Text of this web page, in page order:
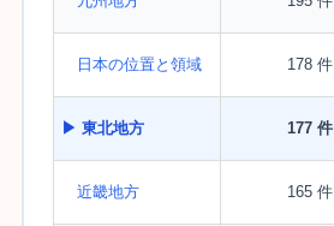
日本の位置と領域 178 件
▶ 東北地方 177 件
近畿地方 165 件